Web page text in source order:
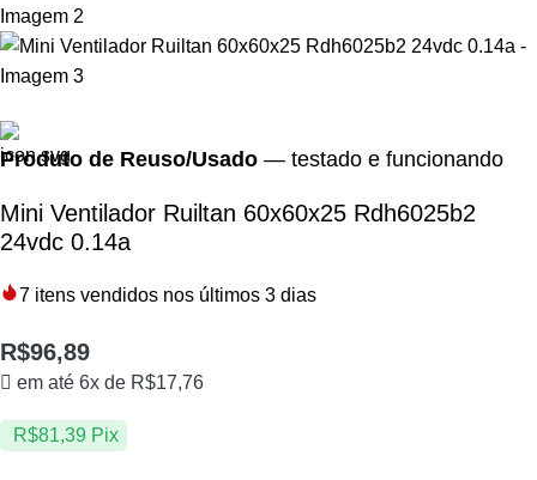
Produto de Reuso/Usado — testado e funcionando
Mini Ventilador Ruiltan 60x60x25 Rdh6025b2
24vdc 0.14a
7 itens vendidos nos últimos 3 dias
R$96,89
em até 6x de R$17,76
R$81,39 Pix